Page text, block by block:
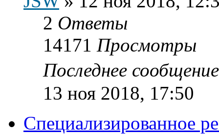
2 Ответы
14171 Просмотры
Последнее
13 ноя 2018, 17:50
Специализированное